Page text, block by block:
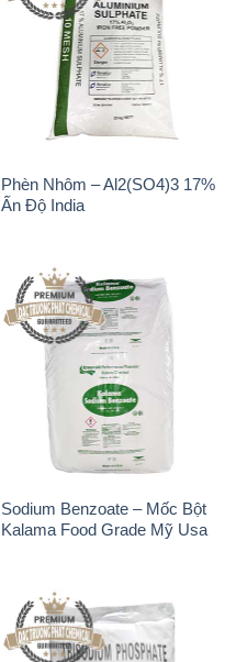
Phèn Nhôm – Al2(SO4)3 17%
Ấn Độ India
Sodium Benzoate – Mốc Bột
Kalama Food Grade Mỹ Usa